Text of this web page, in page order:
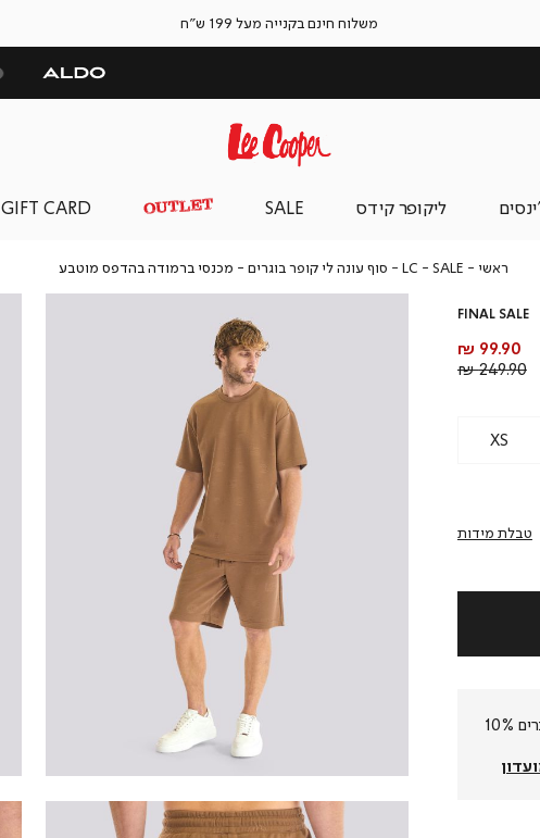
משלוח חינם בקנייה מעל 199 ש"ח
ליקופר קידס SALE
GIFT CARD
ראשי ראשי
SALE
SALE
LC - סוף עונה לי קופר בוגרים
LC
עונה
לי
קופר
בוגרים
מכנסי ברמודה בהדפס מוטבעמכנסי
FINAL SALE
מחיר
מוצר
99.90 ₪
מחיר
249.90 ₪
XS
טבלת מידות
חברי המועדון שלנו צוברים 10%